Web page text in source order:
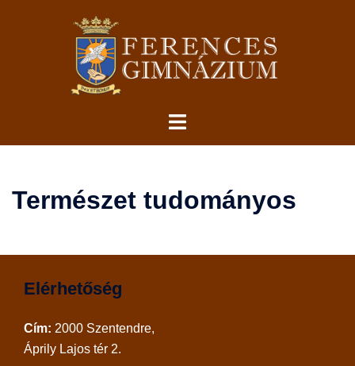
Toggle
Természet tudományos
Elérhetőség
Cím: 2000 Szentendre,
Áprily Lajos tér 2.